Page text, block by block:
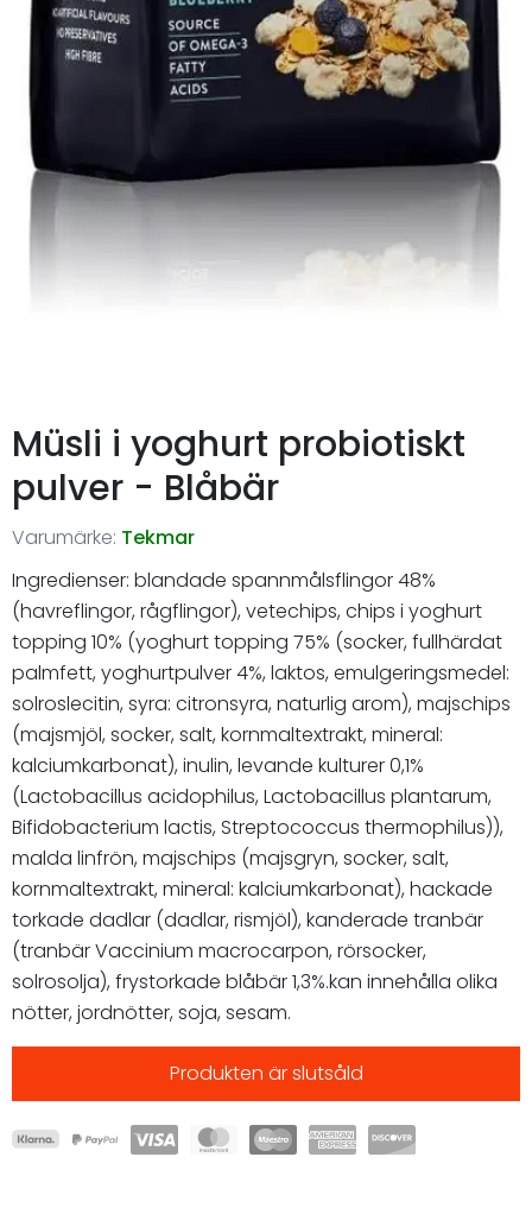
Müsli i yoghurt probiotiskt
pulver - Blåbär
Varumärke: Tekmar
Ingredienser: blandade spannmålsflingor 48%
(havreflingor, rågflingor), vetechips, chips i yoghurt
topping 10% (yoghurt topping 75% (socker, fullhärdat
palmfett, yoghurtpulver 4%, laktos, emulgeringsmedel:
solroslecitin, syra: citronsyra, naturlig arom), majschips
(majsmjöl, socker, salt, kornmaltextrakt, mineral:
kalciumkarbonat), inulin, levande kulturer 0,1%
(Lactobacillus acidophilus, Lactobacillus plantarum,
Bifidobacterium lactis, Streptococcus thermophilus)),
malda linfrön, majschips (majsgryn, socker, salt,
kornmaltextrakt, mineral: kalciumkarbonat), hackade
torkade dadlar (dadlar, rismjöl), kanderade tranbär
(tranbär Vaccinium macrocarpon, rörsocker,
solrosolja), frystorkade blåbär 1,3%.kan innehålla olika
nötter, jordnötter, soja, sesam.
Produkten är slutsåld